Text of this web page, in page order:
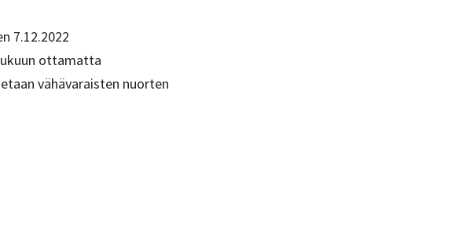
7.12.2022
ottamatta
vähävaraisten nuorten